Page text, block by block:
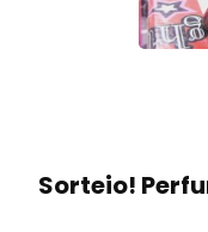
Sorteio!